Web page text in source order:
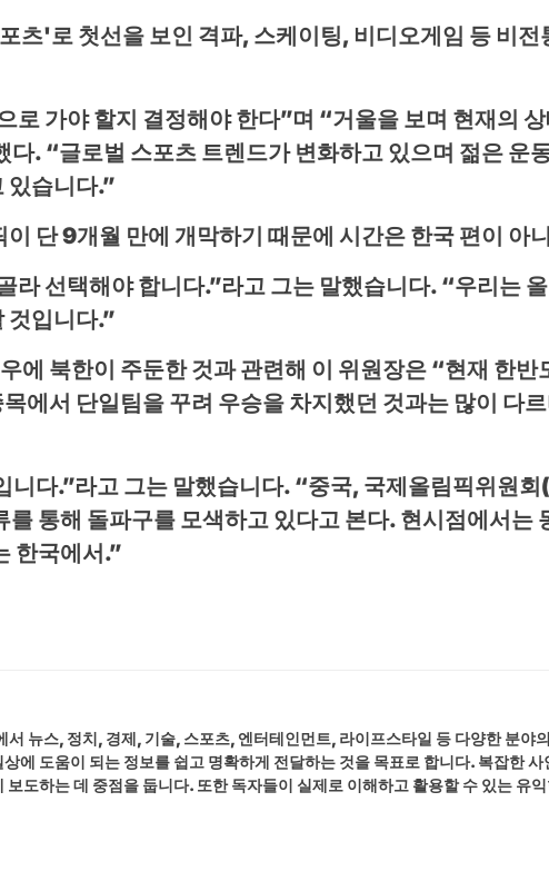
츠'로 첫선을 보인 격파, 스케이팅, 비디오게임 등 비
로 가야 할지 결정해야 한다”며 “거울을 보며 현재의
. “글로벌 스포츠 트렌드가 변화하고 있으며 젊은 운
있습니다.”
단 9개월 만에 개막하기 ​​때문에 시간은 한국 편이 아
라 선택해야 합니다.”라고 그는 말했습니다. “우리는
것입니다.”
에 북한이 주둔한 것과 관련해 이 위원장은 “현재 한반
에서 단일팀을 꾸려 우승을 차지했던 것과는 많이 다
니다.”라고 그는 말했습니다. “중국, 국제올림픽위원
를 통해 돌파구를 모색하고 있다고 본다. 현시점에서는
한국에서.”
뉴스, 정치, 경제, 기술, 스포츠, 엔터테인먼트, 라이프스타일 등 다양한 분야
에 도움이 되는 정보를 쉽고 명확하게 전달하는 것을 목표로 합니다. 복잡한
보도하는 데 중점을 둡니다. 또한 독자들이 실제로 이해하고 활용할 수 있는 유